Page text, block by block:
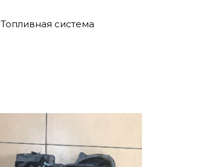
Топливная система